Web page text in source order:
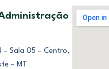
– Sala 05 – Centro,
– MT